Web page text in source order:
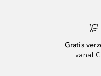
Gratis
vanaf